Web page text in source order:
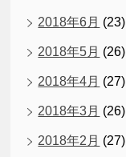
2018年6月 (23)
2018年5月 (26)
2018年4月 (27)
2018年3月 (26)
2018年2月 (27)